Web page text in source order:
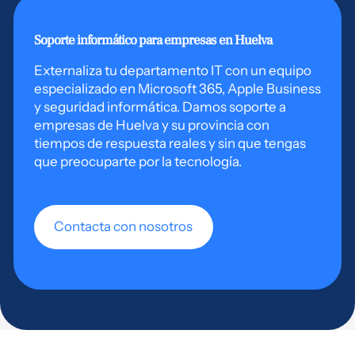
Soporte informático para empresas en Huelva
Externaliza tu departamento IT con un equipo
especializado en Microsoft 365, Apple Business
y seguridad informática. Damos soporte a
empresas de Huelva y su provincia con
tiempos de respuesta reales y sin que tengas
que preocuparte por la tecnología.
Contacta con nosotros